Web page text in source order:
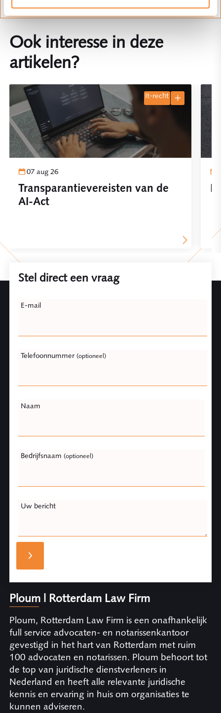
Ook interesse in deze
artikelen?
it-recht
07 aug 26
Transparantievereisten van de
AI-Act
Stel direct een vraag
this
E-mail
Telefoonnummer (optioneel)
Naam
Bedrijfsnaam (optioneel)
Uw bericht
Ploum | Rotterdam Law Firm
Ploum, Rotterdam Law Firm is een onafhankelijk
full service advocaten- en notarissenkantoor
gevestigd in het hart van Rotterdam met ruim
100 advocaten en notarissen. Ploum behoort tot
de top van juridische dienstverleners in
Nederland en heeft alle relevante juridische
kennis en ervaring in huis om organisaties te
kunnen adviseren.